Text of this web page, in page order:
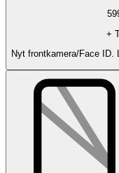
+
Nyt frontkamera/Face ID.